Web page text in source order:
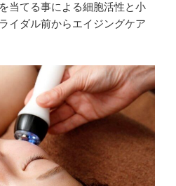
当てる事による細胞活性と小
イダル前からエイジングケア